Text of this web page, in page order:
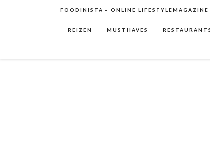
FOODINISTA – ONLINE
REIZEN MUSTHAVES RESTAURANTS